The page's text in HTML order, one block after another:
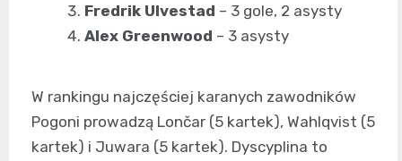
Fredrik Ulvestad – 3 gole, 2 asysty
Alex Greenwood – 3 asysty
W rankingu najczęściej karanych zawodników
Pogoni prowadzą Lončar (5 kartek), Wahlqvist (5
kartek) i Juwara (5 kartek). Dyscyplina to